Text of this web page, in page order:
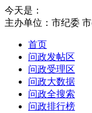
今天是：
主办单位：市纪委
首页
问政发帖区
问政受理区
问政大数据
问政全搜索
问政排行榜